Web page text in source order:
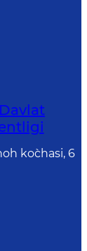
ko`chasi, 6